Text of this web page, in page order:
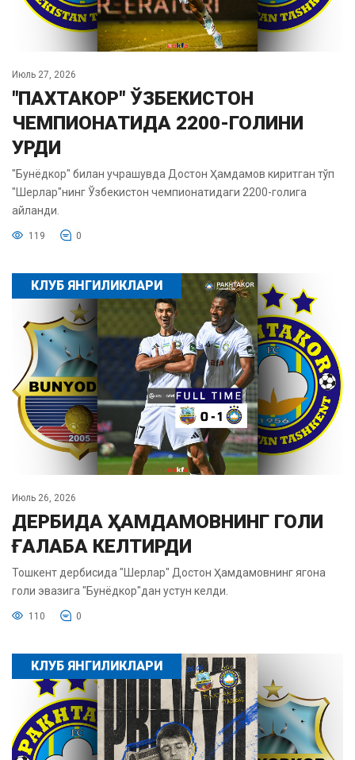
Июль 27, 2026
"ПАХТАКОР" ЎЗБЕКИСТОН
ЧЕМПИОНАТИДА 2200-ГОЛИНИ
УРДИ
"Бунёдкор" билан учрашувда Достон Ҳамдамов киритган тўп
"Шерлар"нинг Ўзбекистон чемпионатидаги 2200-голига
айланди.
119 0
КЛУБ ЯНГИЛИКЛАРИ
Июль 26, 2026
ДЕРБИДА ҲАМДАМОВНИНГ ГОЛИ
ҒАЛАБА КЕЛТИРДИ
Тошкент дербисида "Шерлар" Достон Ҳамдамовнинг ягона
голи эвазига "Бунёдкор"дан устун келди.
110 0
КЛУБ ЯНГИЛИКЛАРИ